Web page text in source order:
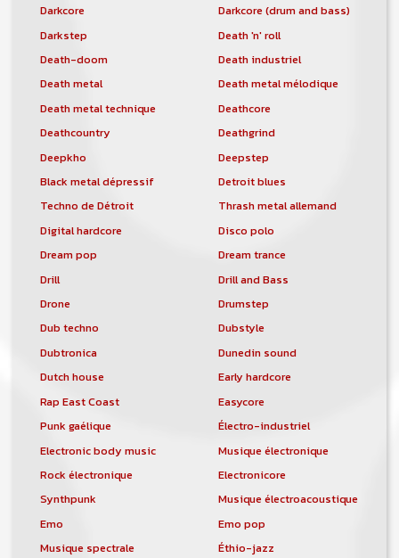
Darkcore
Darkcore (drum and bass)
Darkstep
Death 'n' roll
Death-doom
Death industriel
Death metal
Death metal mélodique
Death metal technique
Deathcore
Deathcountry
Deathgrind
Deepkho
Deepstep
Black metal dépressif
Detroit blues
Techno de Détroit
Thrash metal allemand
Digital hardcore
Disco polo
Dream pop
Dream trance
Drill
Drill and Bass
Drone
Drumstep
Dub techno
Dubstyle
Dubtronica
Dunedin sound
Dutch house
Early hardcore
Rap East Coast
Easycore
Punk gaélique
Électro-industriel
Electronic body music
Musique électronique
Rock électronique
Electronicore
Synthpunk
Musique électroacoustique
Emo
Emo pop
Musique spectrale
Éthio-jazz